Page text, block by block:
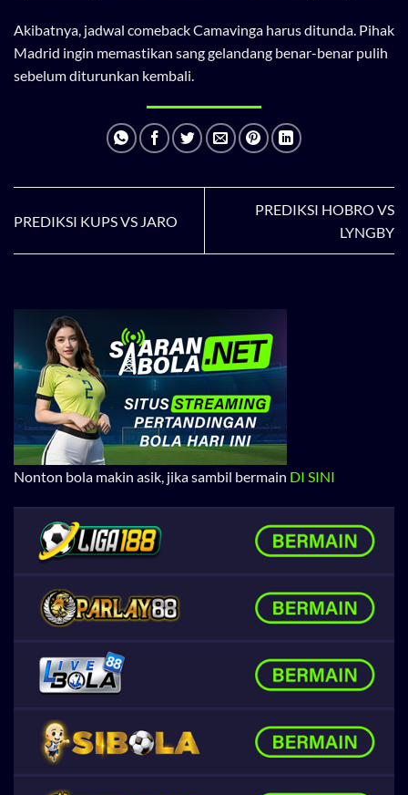
Akibatnya, jadwal comeback Camavinga harus ditunda. Pihak
Madrid ingin memastikan sang gelandang benar-benar pulih
sebelum diturunkan kembali.
PREDIKSI KUPS VS JARO
PREDIKSI HOBRO VS
LYNGBY
Nonton bola makin asik, jika sambil bermain DI SINI